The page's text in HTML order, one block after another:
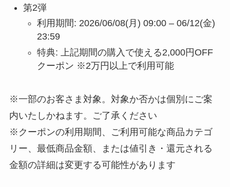
第2弾
利用期間: 2026/06/08(月) 09:00 – 06/12(金)
23:59
特典: 上記期間の購入で使える2,000円OFF
クーポン ※2万円以上で利用可能
※一部のお客さま対象。対象か否かは個別にご案
内いたしかねます。ご了承ください
※クーポンの利用期間、ご利用可能な商品カテゴ
リー、最低商品金額、または値引き・還元される
金額の詳細は変更する可能性があります